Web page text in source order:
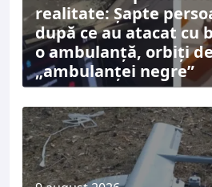
realitate: Șapte
după ce au atacat cu
o ambulanță, orbiți
„ambulanței negre”